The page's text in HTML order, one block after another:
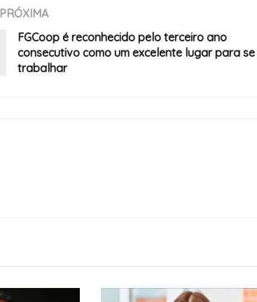
PRÓXIMA
FGCoop é reconhecido pelo terceiro ano
consecutivo como um excelente lugar para se
trabalhar